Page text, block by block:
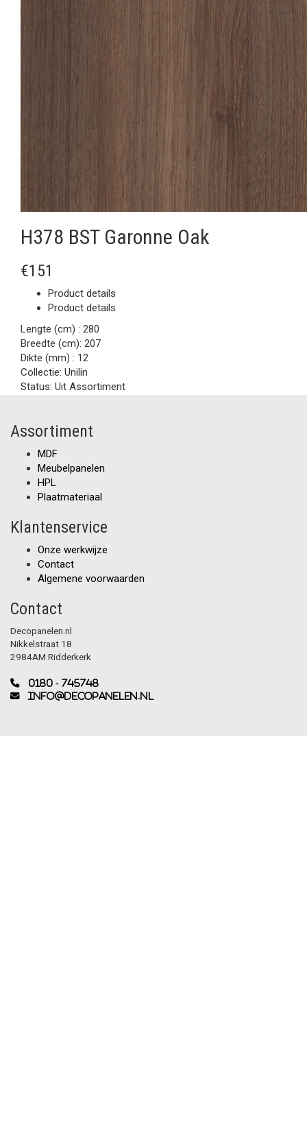
H378 BST Garonne Oak
€151
Product details
Product details
Lengte (cm) : 280
Breedte (cm): 207
Dikte (mm) : 12
Collectie: Unilin
Status: Uit Assortiment
Assortiment
MDF
Meubelpanelen
HPL
Plaatmateriaal
Klantenservice
Onze werkwijze
Contact
Algemene voorwaarden
Contact
Decopanelen.nl
Nikkelstraat 18
2984AM Ridderkerk
0180 - 745748
info@decopanelen.nl